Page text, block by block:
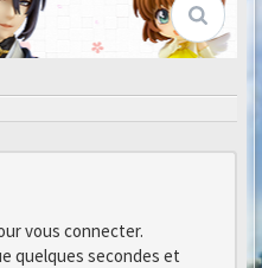
vous connecter.
quelques secondes et